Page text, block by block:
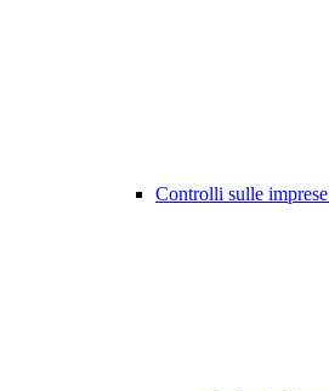
Controlli sulle imprese